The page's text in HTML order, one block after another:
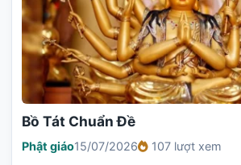
Bồ Tát Chuẩn Đề
Phật giáo15/07/2026 107 lượt xem